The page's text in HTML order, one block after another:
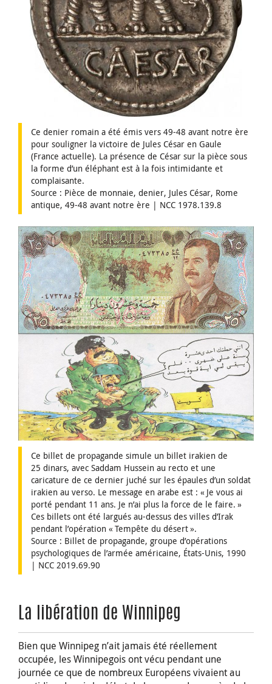
Ce denier romain a été émis vers 49-48 avant notre ère
pour souligner la victoire de Jules César en Gaule
(France actuelle). La présence de César sur la pièce sous
la forme d’un éléphant est à la fois intimidante et
complaisante.
Source : Pièce de monnaie, denier, Jules César, Rome
antique, 49-48 avant notre ère | NCC 1978.139.8
Ce billet de propagande simule un billet irakien de
25 dinars, avec Saddam Hussein au recto et une
caricature de ce dernier juché sur les épaules d’un soldat
irakien au verso. Le message en arabe est : « Je vous ai
porté pendant 11 ans. Je n’ai plus la force de le faire. »
Ces billets ont été largués au-dessus des villes d’Irak
pendant l’opération « Tempête du désert ».
Source : Billet de propagande, groupe d’opérations
psychologiques de l’armée américaine, États- Unis, 1990
| NCC 2019.69.90
La libération de Winnipeg
Bien que Winnipeg n’ait jamais été réellement
occupée, les Winnipegois ont vécu pendant une
journée ce que de nombreux Européens vivaient au